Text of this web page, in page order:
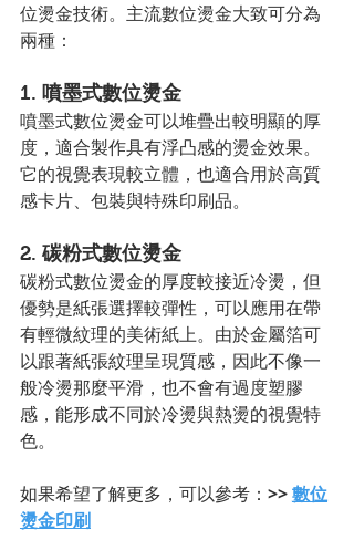
位燙金技術。主流數位燙金大致可分為
兩種：
1. 噴墨式數位燙金
噴墨式數位燙金可以堆疊出較明顯的厚
度，適合製作具有浮凸感的燙金效果。
它的視覺表現較立體，也適合用於高質
感卡片、包裝與特殊印刷品。
2. 碳粉式數位燙金
碳粉式數位燙金的厚度較接近冷燙，但
優勢是紙張選擇較彈性，可以應用在帶
有輕微紋理的美術紙上。由於金屬箔可
以跟著紙張紋理呈現質感，因此不像一
般冷燙那麼平滑，也不會有過度塑膠
感，能形成不同於冷燙與熱燙的視覺特
色。
如果希望了解更多，可以參考： >> 數位
燙金印刷